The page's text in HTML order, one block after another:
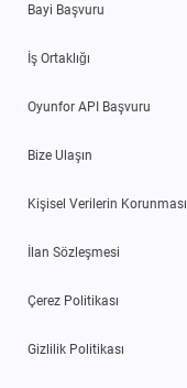
Bayi Başvuru
İş Ortaklığı
Oyunfor API Başvuru
Bize Ulaşın
Kişisel Verilerin Korunması
İlan Sözleşmesi
Çerez Politikası
Gizlilik Politikası